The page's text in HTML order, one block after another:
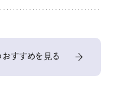
すすめを見る